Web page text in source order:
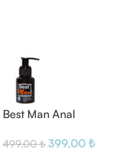
Best Man Anal
499,00₺ 399,00 ₺